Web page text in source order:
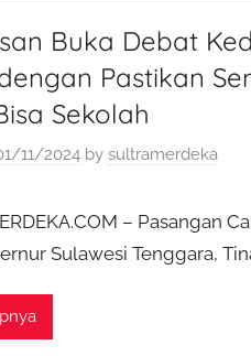
Buka Debat
Pastikan
Sekolah
11/2024by sultramerdeka
– Pasangan
Sulawesi Tenggara,